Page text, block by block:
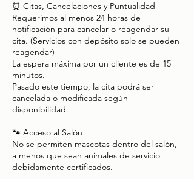
⏰ Citas, Cancelaciones y Puntualidad
Requerimos al menos 24 horas de
notificación para cancelar o reagendar su
cita. (Servicios con depósito solo se pueden
reagendar)
La espera máxima por un cliente es de 15
minutos.
Pasado este tiempo, la cita podrá ser
cancelada o modificada según
disponibilidad.
🐾 Acceso al Salón
No se permiten mascotas dentro del salón,
a menos que sean animales de servicio
debidamente certificados.